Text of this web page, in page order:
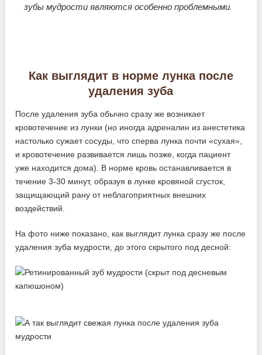
зубы мудрости являются особенно проблемными.
Как выглядит в норме лунка после
удаления зуба
После удаления зуба обычно сразу же возникает
кровотечение из лунки (но иногда адреналин из анестетика
настолько сужает сосуды, что сперва лунка почти «сухая»,
и кровотечение развивается лишь позже, когда пациент
уже находится дома). В норме кровь останавливается в
течение 3-30 минут, образуя в лунке кровяной сгусток,
защищающий рану от неблагоприятных внешних
воздействий.
На фото ниже показано, как выглядит лунка сразу же после
удаления зуба мудрости, до этого скрытого под десной: